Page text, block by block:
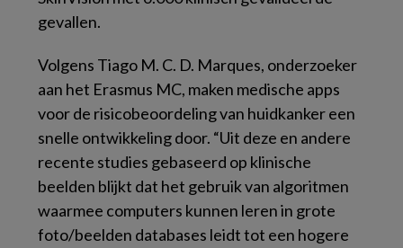
gevallen.
Volgens Tiago M. C. D. Marques, onderzoeker
aan het Erasmus MC, maken medische apps
voor de risicobeoordeling van huidkanker een
snelle ontwikkeling door. “Uit deze en andere
recente studies gebaseerd op klinische
beelden blijkt dat het gebruik van algoritmen
waarmee computers kunnen leren in grote
foto/beelden databases leidt tot een hogere